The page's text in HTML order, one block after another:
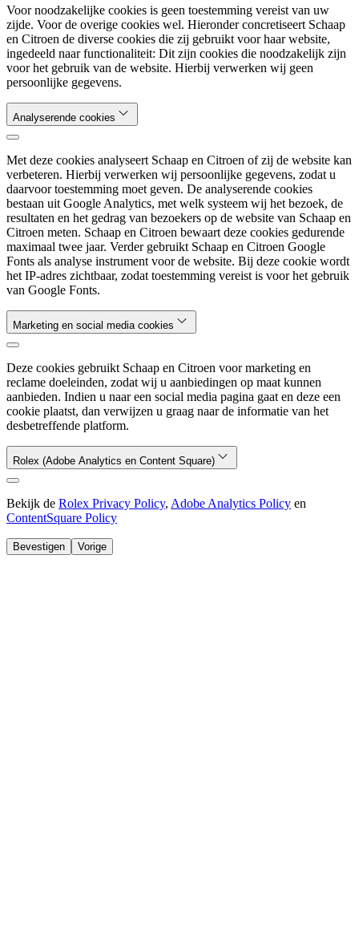
Voor noodzakelijke cookies is geen toestemming vereist van uw
zijde. Voor de overige cookies wel. Hieronder concretiseert Schaap
en Citroen de diverse cookies die zij gebruikt voor haar website,
ingedeeld naar functionaliteit: Dit zijn cookies die noodzakelijk zijn
voor het gebruik van de website. Hierbij verwerken wij geen
persoonlijke gegevens.
Analyserende cookies
Met deze cookies analyseert Schaap en Citroen of zij de website kan
verbeteren. Hierbij verwerken wij persoonlijke gegevens, zodat u
daarvoor toestemming moet geven. De analyserende cookies
bestaan uit Google Analytics, met welk systeem wij het bezoek, de
resultaten en het gedrag van bezoekers op de website van Schaap en
Citroen meten. Schaap en Citroen bewaart deze cookies gedurende
maximaal twee jaar. Verder gebruikt Schaap en Citroen Google
Fonts als analyse instrument voor de website. Bij deze cookie wordt
het IP-adres zichtbaar, zodat toestemming vereist is voor het gebruik
van Google Fonts.
Marketing en social media cookies
Deze cookies gebruikt Schaap en Citroen voor marketing en
reclame doeleinden, zodat wij u aanbiedingen op maat kunnen
aanbieden. Indien u naar een social media pagina gaat en deze een
cookie plaatst, dan verwijzen u graag naar de informatie van het
desbetreffende platform.
Rolex (Adobe Analytics en Content Square)
Bekijk de Rolex Privacy Policy, Adobe Analytics Policy en
ContentSquare Policy
Bevestigen Vorige